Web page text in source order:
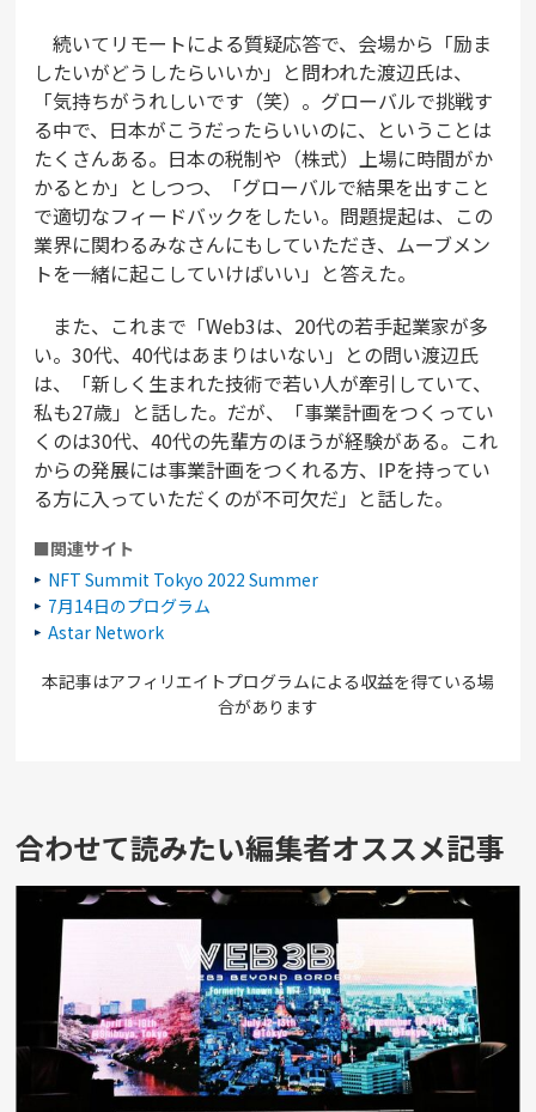
続いてリモートによる質疑応答で、会場から「励ま
したいがどうしたらいいか」と問われた渡辺氏は、
「気持ちがうれしいです（笑）。グローバルで挑戦す
る中で、日本がこうだったらいいのに、ということは
たくさんある。日本の税制や（株式）上場に時間がか
かるとか」としつつ、「グローバルで結果を出すこと
で適切なフィードバックをしたい。問題提起は、この
業界に関わるみなさんにもしていただき、ムーブメン
トを一緒に起こしていけばいい」と答えた。
また、これまで「Web3は、20代の若手起業家が多
い。30代、40代はあまりはいない」との問い渡辺氏
は、「新しく生まれた技術で若い人が牽引していて、
私も27歳」と話した。だが、「事業計画をつくってい
くのは30代、40代の先輩方のほうが経験がある。これ
からの発展には事業計画をつくれる方、IPを持ってい
る方に入っていただくのが不可欠だ」と話した。
■関連サイト
NFT Summit Tokyo 2022 Summer
7月14日のプログラム
Astar Network
本記事はアフィリエイトプログラムによる収益を得ている場
合があります
合わせて読みたい編集者オススメ記事